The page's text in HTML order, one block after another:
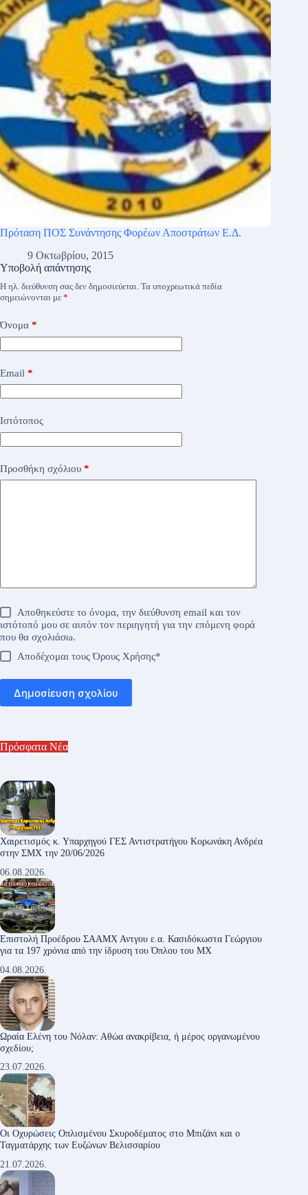
Πρόταση ΠΟΣ Συνάντησης Φορέων Αποστράτων Ε.Δ.
9 Οκτωβρίου, 2015
Υποβολή απάντησης
Η ηλ. διεύθυνση σας δεν δημοσιεύεται. Τα υποχρεωτικά πεδία
σημειώνονται με *
Όνομα *
Email *
Ιστότοπος
Προσθήκη σχόλιου *
Αποθηκεύστε το όνομα, την διεύθυνση email και τον
ιστότοπό μου σε αυτόν τον περιηγητή για την επόμενη φορά
που θα σχολιάσω.
Αποδέχομαι τουςΌρους Χρήσης*
Δημοσίευση σχολίου
Πρόσφατα Νέα
Χαιρετισμός κ. Υπαρχηγού ΓΕΣ Αντιστρατήγου Κορωνάκη Ανδρέα
στην ΣΜΧ την 20/06/2026
06.08.2026.
Επιστολή Προέδρου ΣΑΑΜΧ Αντγου ε.α. Κασιδόκωστα Γεώργιου
για τα 197 χρόνια από την ίδρυση του Όπλου του ΜΧ
04.08.2026.
Ωραία Ελένη του Νόλαν: Αθώα ανακρίβεια, ή μέρος οργανωμένου
σχεδίου;
23.07.2026.
Οι Οχυρώσεις Οπλισμένου Σκυροδέματος στο Μπιζάνι και ο
Ταγματάρχης των Ευζώνων Βελισσαρίου
21.07.2026.